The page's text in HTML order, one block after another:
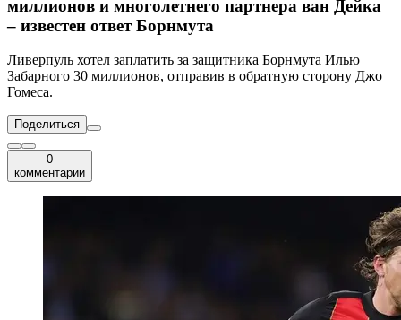
миллионов и многолетнего партнера ван Дейка
– известен ответ Борнмута
Ливерпуль хотел заплатить за защитника Борнмута Илью
Забарного 30 миллионов, отправив в обратную сторону Джо
Гомеса.
Поделиться
0
комментарии